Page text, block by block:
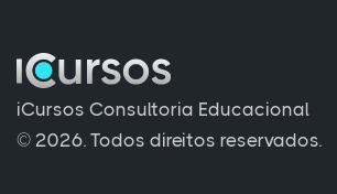
iCursos Consultoria Educacional
© 2026. Todos direitos reservados.